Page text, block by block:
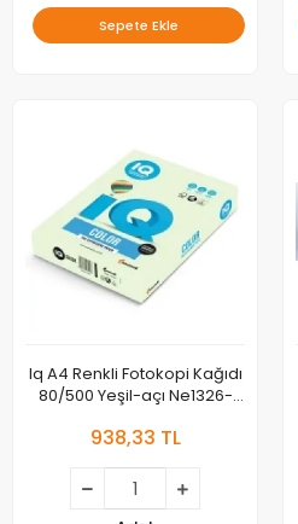
Sepete Ekle
Iq A4 Renkli Fotokopi Kağıdı
80/500 Yeşil-açı Ne1326-
938,33 TL